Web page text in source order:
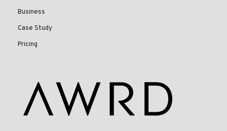
Business
Case Study
Pricing